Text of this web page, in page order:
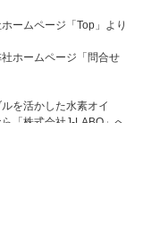
ームページ「Top」より
ホームページ「問合せ
を活かした水素オイ
「株式会社J-LABO」へ